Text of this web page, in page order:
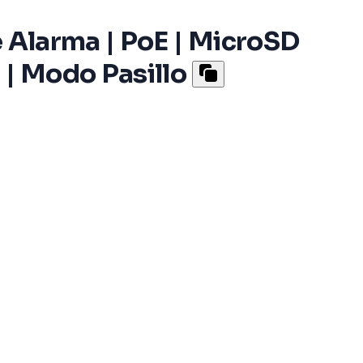
| PoE | MicroSD
| Modo Pasillo